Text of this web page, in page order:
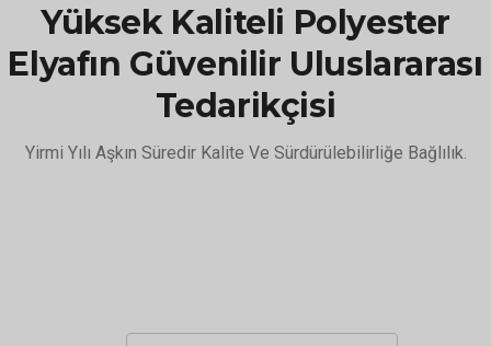
Yüksek Kaliteli Polyester
Elyafın Güvenilir Uluslararası
Tedarikçisi
Yirmi Yılı Aşkın Süredir Kalite Ve Sürdürülebilirliğe Bağlılık.